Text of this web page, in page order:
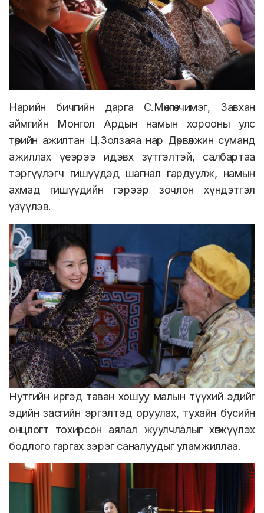
Нарийн бичгийн дарга С.Мөнгөнчимэг, Завхан
аймгийн Монгол Ардын намын хорооны улс
төрийн ажилтан Ц.Золзаяа нар Дөрвөлжин суманд
ажиллах үеэрээ идэвх зүтгэлтэй, салбартаа
тэргүүлэгч гишүүдэд шагнал гардуулж, намын
ахмад гишүүдийн гэрээр зочлон хүндэтгэл
үзүүлэв.
Нутгийн иргэд таван хошуу малын түүхий эдийг
эдийн засгийн эргэлтэд оруулах, тухайн бүсийн
онцлогт тохирсон аялал жуулчлалыг хөгжүүлэх
бодлого гаргах зэрэг саналуудыг уламжиллаа.